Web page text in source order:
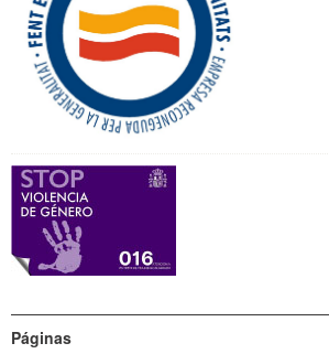
Páginas